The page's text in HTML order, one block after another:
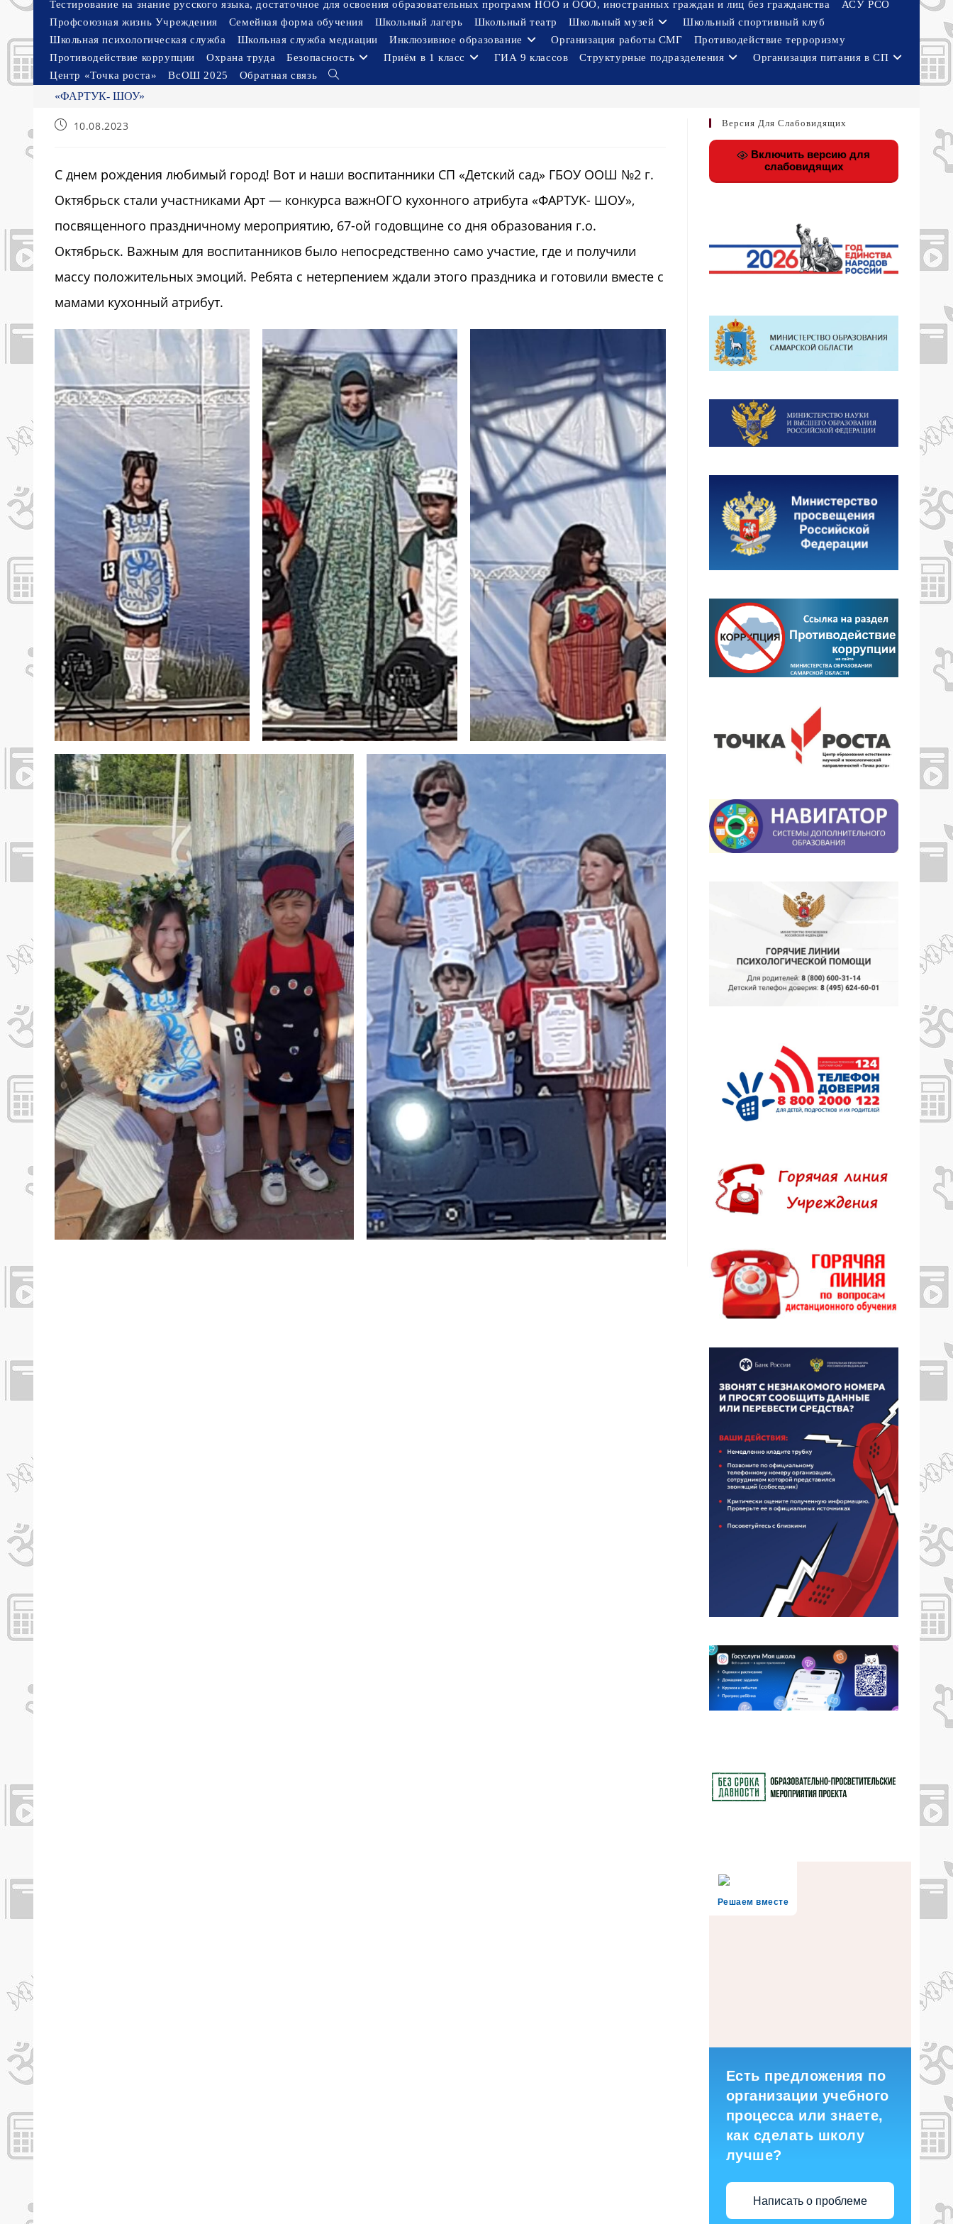
Тестирование на знание русского языка, достаточное для освоения образовательных программ НОО и ООО, иностранных граждан и лиц без гражданства
АСУ РСО
Профсоюзная жизнь Учреждения
Семейная форма обучения Школьный лагерь Школьный театр Школьный музей
Школьный спортивный клуб
Школьная психологическая служба
Школьная служба медиации Инклюзивное образование Организация работы СМГ
Противодействие терроризму
Противодействие коррупции
Охрана труда Безопасность Приём в 1 класс ГИА 9 классов Структурные подразделения
Организация питания в СП
Центр «Точка роста»
ВсОШ 2025 Обратная связь
Переключить
«ФАРТУК- ШОУ»
Запись10.08.2023
С днем рождения любимый город! Вот и наши воспитанники СП «Детский сад» ГБОУ ООШ №2 г.
Октябрьск стали участниками Арт — конкурса важнОГО кухонного атрибута «ФАРТУК- ШОУ»,
посвященного праздничному мероприятию, 67-ой годовщине со дня образования г.о.
Октябрьск. Важным для воспитанников было непосредственно само участие, где и получили
массу положительных эмоций. Ребята с нетерпением ждали этого праздника и готовили вместе с
мамами кухонный атрибут.
Версия Для Слабовидящих
Включить версию для
слабовидящих
Решаем вместе
Есть предложения по
организации учебного
процесса или знаете,
как сделать школу
лучше?
Написать о проблеме